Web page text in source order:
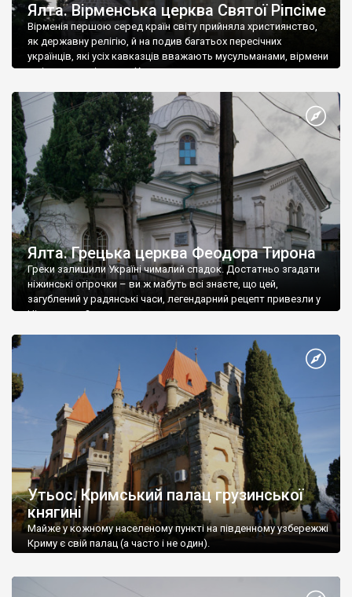
Ялта. Вірменська церква Святої Ріпсіме
Вірменія першою серед країн світу прийняла християнство,
як державну релігію, й на подив багатьох пересічних
українців, які усіх кавказців вважають мусульманами, вірмени
є відданими вірянами Христа
Ялта. Грецька церква Феодора Тирона
Греки залишили Україні чималий спадок. Достатньо згадати
ніжинські огірочки – ви ж мабуть всі знаєте, що цей,
загублений у радянські часи, легендарний рецепт привезли у
Ніжин греки?
Утьос. Кримський палац грузинської
княгині
Майже у кожному населеному пункті на південному узбережжі
Криму є свій палац (а часто і не один).